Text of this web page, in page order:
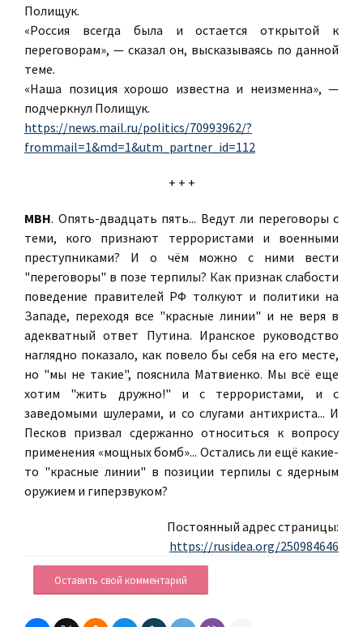
Полищук.
«Россия всегда была и остается открытой к
переговорам», — сказал он, высказываясь по данной
теме.
«Наша позиция хорошо известна и неизменна», —
подчеркнул Полищук.
https://news.mail.ru/politics/70993962/?
frommail=1&md=1&utm_partner_id=112
+ + +
МВН. Опять-двадцать пять... Ведут ли переговоры с
теми, кого признают террористами и военными
преступниками? И о чём можно с ними вести
"переговоры" в позе терпилы? Как признак слабости
поведение правителей РФ толкуют и политики на
Западе, переходя все "красные линии" и не веря в
адекватный ответ Путина. Иранское руководство
наглядно показало, как повело бы себя на его месте,
но "мы не такие", пояснила Матвиенко. Мы всё еще
хотим "жить дружно!" и с террористами, и с
заведомыми шулерами, и со слугами антихриста... И
Песков призвал сдержанно относиться к вопросу
применения «мощных бомб»... Остались ли ещё какие-
то "красные линии" в позиции терпилы с ядерным
оружием и гиперзвуком?
Постоянный адрес страницы:
https://rusidea.org/250984646
Оставить свой комментарий